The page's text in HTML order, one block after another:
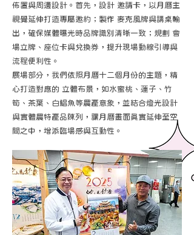
佈置與周邊設計。首先，設計 邀請卡，以月曆主
視覺延伸打造專屬邀約；製作 麥克風牌與講桌輸
出，確保媒體曝光時品牌識別清晰一致；規劃 會
場立牌、座位卡與兌換券，提升現場動線引導與
流程便利性。
展場部分，我們依照月曆十二個月份的主題，精
心打造對應的 立體布景，如水蜜桃、蓮子、竹
筍、茶葉、白鯧魚等農產意象，並結合燈光設計
與實體農特產品陳列，讓月曆畫面真實延伸至空
間之中，增添臨場感與互動性。